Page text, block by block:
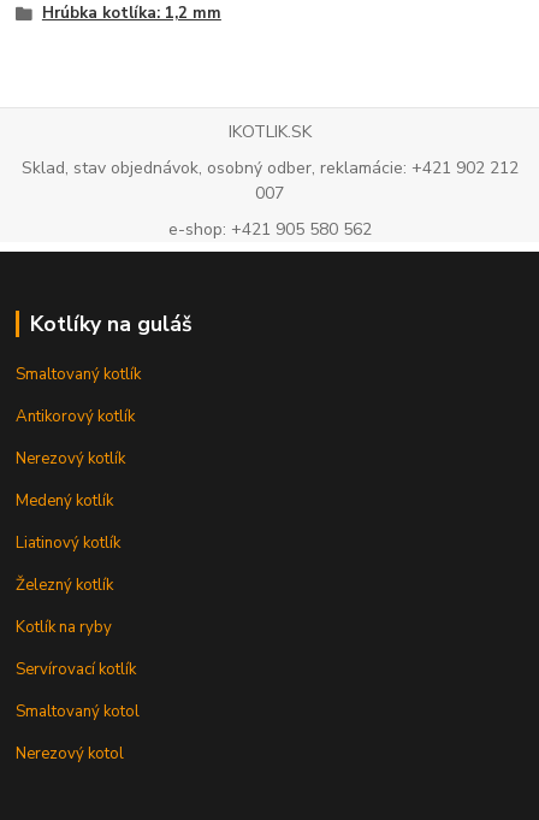
Hrúbka kotlíka: 1,2 mm
IKOTLIK.SK
Sklad, stav objednávok, osobný odber, reklamácie: +421 902 212
007
e-shop: +421 905 580 562
Kotlíky na guláš
Smaltovaný kotlík
Antikorový kotlík
Nerezový kotlík
Medený kotlík
Liatinový kotlík
Železný kotlík
Kotlík na ryby
Servírovací kotlík
Smaltovaný kotol
Nerezový kotol